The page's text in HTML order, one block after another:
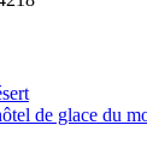
de glace du